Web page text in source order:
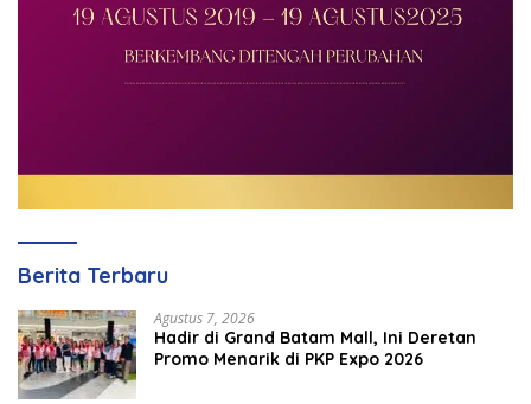
Berita Terbaru
Agustus 7, 2026
Hadir di Grand Batam Mall, Ini Deretan
Promo Menarik di PKP Expo 2026